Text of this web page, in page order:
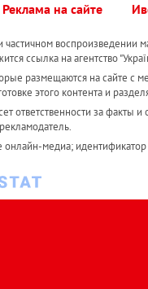
Реклама на сайте
воспроизведении
ссылка на агентство
размещаются на сайте с
этого контента и
ответственности за факты
онлайн-медиа;